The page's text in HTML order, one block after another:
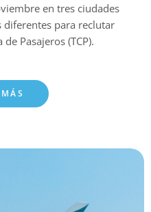
en tres ciudades
diferentes para reclutar
Pasajeros (TCP).